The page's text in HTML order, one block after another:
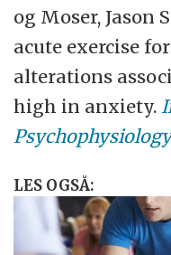
og Moser, Jason
acute exercise
alterations
high in anxiety.
LES OGSÅ: